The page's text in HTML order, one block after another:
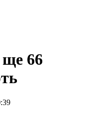
ще 66